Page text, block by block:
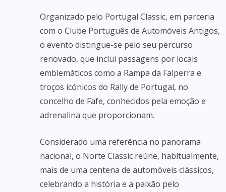
Organizado pelo Portugal Classic, em parceria
com o Clube Português de Automóveis Antigos,
o evento distingue-se pelo seu percurso
renovado, que inclui passagens por locais
emblemáticos como a Rampa da Falperra e
troços icónicos do Rally de Portugal, no
concelho de Fafe, conhecidos pela emoção e
adrenalina que proporcionam.
Considerado uma referência no panorama
nacional, o Norte Classic reúne, habitualmente,
mais de uma centena de automóveis clássicos,
celebrando a história e a paixão pelo